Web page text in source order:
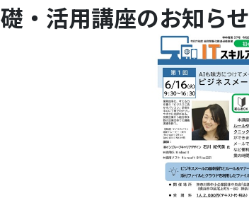
礎・活用講座のお知らせ